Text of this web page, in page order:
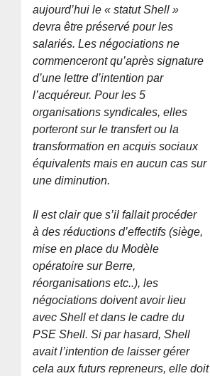
aujourd’hui le « statut Shell »
devra être préservé pour les
salariés. Les négociations ne
commenceront qu’après signature
d’une lettre d’intention par
l’acquéreur. Pour les 5
organisations syndicales, elles
porteront sur le transfert ou la
transformation en acquis sociaux
équivalents mais en aucun cas sur
une diminution.
Il est clair que s’il fallait procéder
à des réductions d’effectifs (siège,
mise en place du Modèle
opératoire sur Berre,
réorganisations etc..), les
négociations doivent avoir lieu
avec Shell et dans le cadre du
PSE Shell. Si par hasard, Shell
avait l’intention de laisser gérer
cela aux futurs repreneurs, elle doit